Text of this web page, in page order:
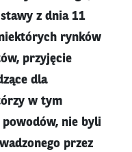
z dnia 11
rynków
przyjęcie
dla
w tym
nie byli
przez